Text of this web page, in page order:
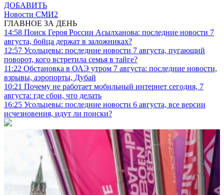
ДОБАВИТЬ
Новости СМИ2
ГЛАВНОЕ ЗА ДЕНЬ
14:58 Поиск Героя России Асылханова: последние новости 7
августа, бойца держат в заложниках?
12:57 Усольцевы: последние новости 7 августа, пугающий
поворот, кого встретила семья в тайге?
11:22 Обстановка в ОАЭ утром 7 августа: последние новости,
взрывы, аэропорты, Дубай
10:21 Почему не работает мобильный интернет сегодня, 7
августа: где сбои, что делать
16:25 Усольцевы: последние новости 6 августа, все версии
исчезновения, идут ли поиски?